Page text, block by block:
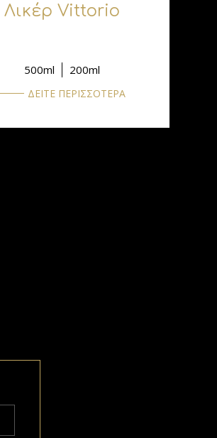
Λικέρ Vittorio
500ml 200ml
ΔΕΙΤΕ ΠΕΡΙΣΣΟΤΕΡΑ